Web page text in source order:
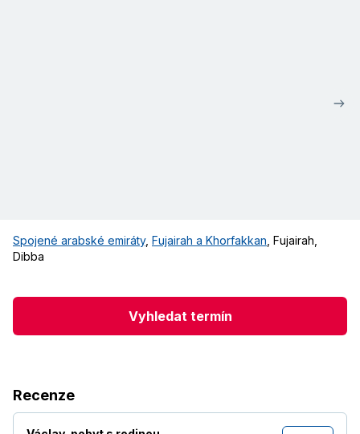
Spojené arabské emiráty, Fujairah a Khorfakkan Fujairah
Dibba
Vyhledat termín
Recenze